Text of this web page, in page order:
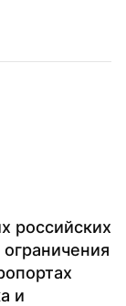
российских
и